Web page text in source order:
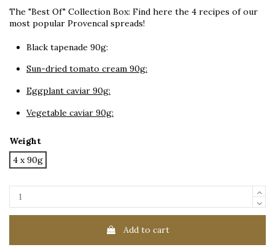
The "Best Of" Collection Box: Find here the 4 recipes of our
most popular Provencal spreads!
Black tapenade 90g:
Sun-dried tomato cream 90g:
Eggplant caviar 90g:
Vegetable caviar 90g:
Weight
4 x 90g
Add to cart